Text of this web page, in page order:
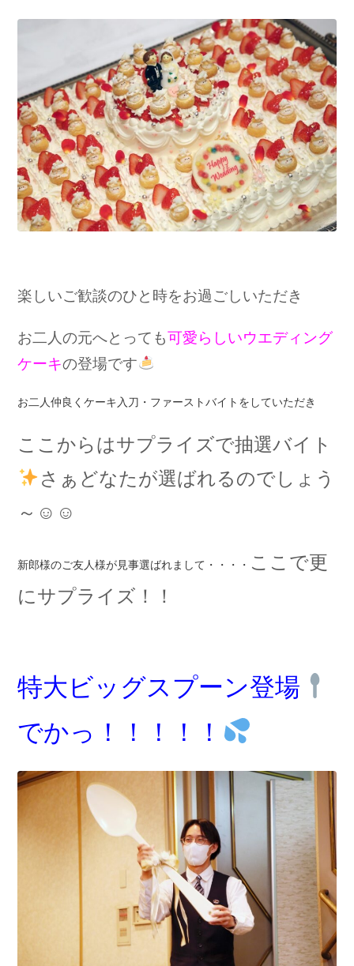
楽しいご歓談のひと時をお過ごしいただき
お二人の元へとっても可愛らしいウエディング
ケーキの登場です
お二人仲良くケーキ入刀・ファーストバイトをしていただき
ここからはサプライズで抽選バイト
さぁどなたが選ばれるのでしょう
～☺☺
新郎様のご友人様が見事選ばれまして・・・・ ここで更
にサプライズ！！
特大ビッグスプーン登場
でかっ！！！！！